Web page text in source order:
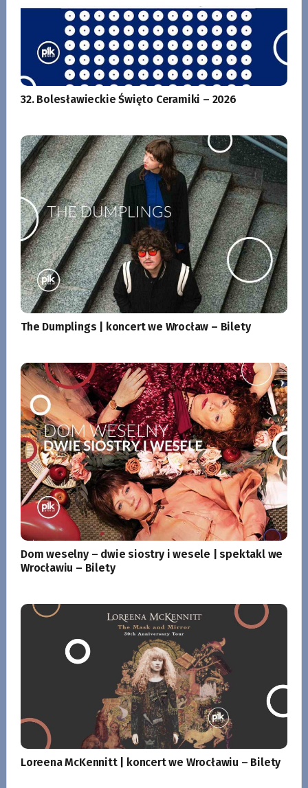
32. Bolesławieckie Święto Ceramiki – 2026
The Dumplings | koncert we Wrocław – Bilety
Dom weselny – dwie siostry i wesele | spektakl we
Wrocławiu – Bilety
Loreena McKennitt | koncert we Wrocławiu – Bilety